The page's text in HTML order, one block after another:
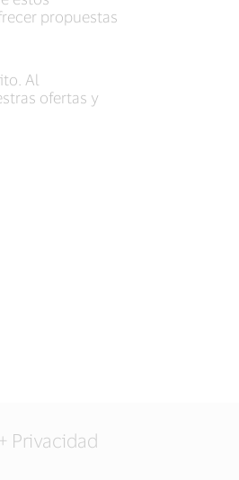
propuestas
Al
ofertas y
Privacidad